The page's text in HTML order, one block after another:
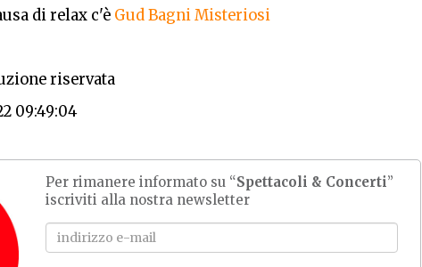
di relax c'è Gud Bagni Misteriosi
riservata
09:49:04
Per rimanere informato su “Spettacoli & Concerti”
iscriviti alla nostra newsletter